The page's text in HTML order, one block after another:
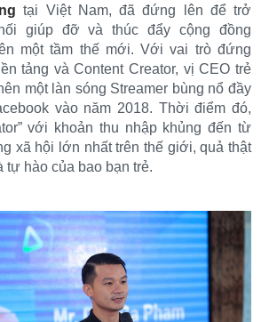
tại Việt Nam, đã đứng lên để trở
giúp đỡ và thúc đẩy cộng đồng
một tầm thế mới. Với vai trò đứng
tảng và Content Creator, vị CEO trẻ
một làn sóng Streamer bùng nổ đầy
vào năm 2018. Thời điểm đó,
với khoản thu nhập khủng đến từ
xã hội lớn nhất trên thế giới, quả thật
tự hào của bao bạn trẻ.